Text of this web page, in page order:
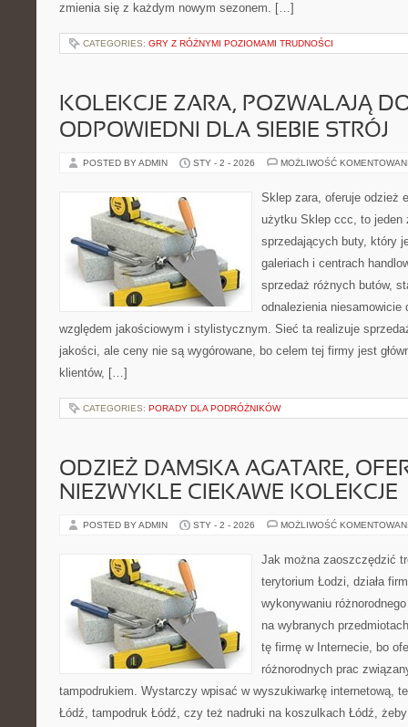
zmienia się z każdym nowym sezonem. […]
CATEGORIES: GRY Z RÓŻNYMI POZIOMAMI TRUDNOŚCI
KOLEKCJE ZARA, POZWALAJĄ
ODPOWIEDNI DLA SIEBIE STRÓJ
POSTED BY ADMIN STY - 2 - 2026 MOŻLIWOŚĆ
Sklep zara, oferuje odzież
użytku Sklep ccc, to jeden
sprzedających buty, który
galeriach i centrach
sprzedaż różnych butów,
odnalezienia niesamowicie
względem jakościowym i stylistycznym. Sieć ta realizuje
jakości, ale ceny nie są wygórowane, bo celem tej firmy jest
klientów, […]
CATEGORIES: PORADY DLA PODRÓŻNIKÓW
ODZIEŻ DAMSKA AGATARE,
NIEZWYKLE CIEKAWE KOLEKCJE
POSTED BY ADMIN STY - 2 - 2026 MOŻLIWOŚĆ
Jak można zaoszczędzić
terytorium Łodzi, działa
wykonywaniu
na wybranych
tę firmę w Internecie, bo
różnorodnych prac
tampodrukiem. Wystarczy wpisać w wyszukiwarkę internetową,
Łódź, tampodruk Łódź, czy też nadruki na koszulkach Łódź,